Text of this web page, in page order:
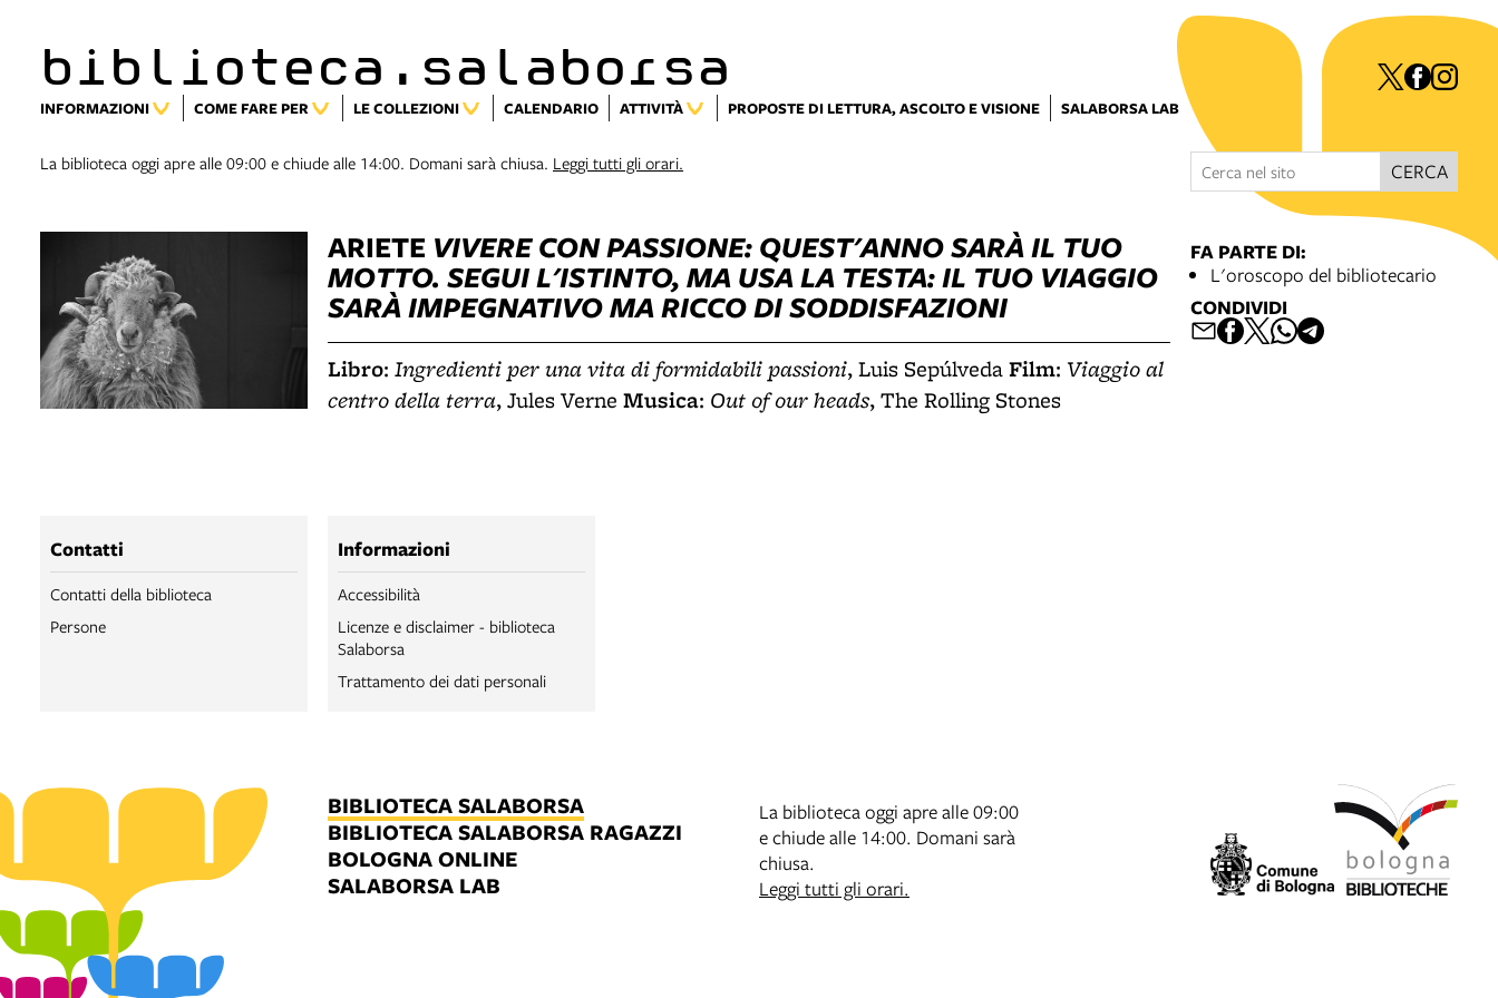
biblioteca.salaborsa
INFORMAZIONI COME FARE PER LE COLLEZIONI CALENDARIO ATTIVITÀ PROPOSTE DI LETTURA, ASCOLTO E VISIONE SALABORSA LAB
La biblioteca oggi apre alle 09:00 e chiude alle 14:00. Domani sarà chiusa. Leggi tutti gli orari. CERCA
ARIETE VIVERE CON PASSIONE: QUEST'ANNO SARÀ IL TUO
MOTTO. SEGUI L'ISTINTO, MA USA LA TESTA: IL TUO VIAGGIO
SARÀ IMPEGNATIVO MA RICCO DI SODDISFAZIONI
Libro: Ingredienti per una vita di formidabili passioni, Luis SepúlvedaFilm: Viaggio al
centro della terra, Jules Verne Musica: Out of our heads, The Rolling Stones
FA PARTE DI:
L'oroscopo del bibliotecario
CONDIVIDI
Contatti
Contatti della biblioteca
Persone
Informazioni
Accessibilità
Licenze e disclaimer - biblioteca
Salaborsa
Trattamento dei dati personali
BIBLIOTECA SALABORSA
BIBLIOTECA SALABORSA RAGAZZI
BOLOGNA ONLINE
SALABORSA LAB
La biblioteca oggi apre alle 09:00
e chiude alle 14:00. Domani sarà
chiusa.
Leggi tutti gli orari.